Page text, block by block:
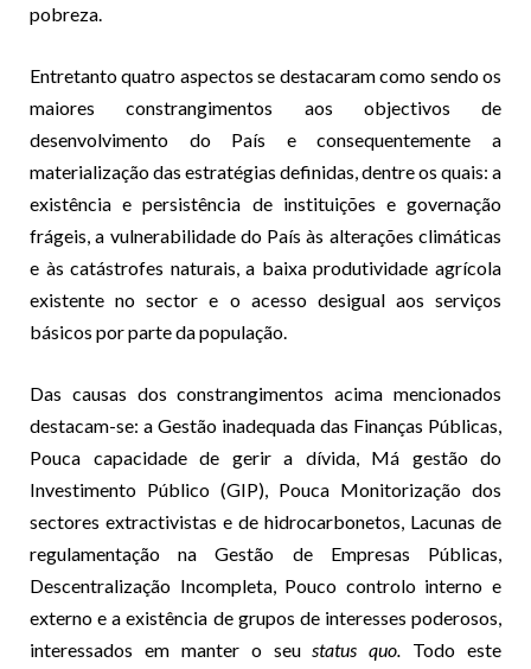
pobreza.
Entretanto quatro aspectos se destacaram como sendo os
maiores constrangimentos aos objectivos de
desenvolvimento do País e consequentemente a
materialização das estratégias definidas, dentre os quais: a
existência e persistência de instituições e governação
frágeis, a vulnerabilidade do País às alterações climáticas
e às catástrofes naturais, a baixa produtividade agrícola
existente no sector e o acesso desigual aos serviços
básicos por parte da população.
Das causas dos constrangimentos acima mencionados
destacam-se: a Gestão inadequada das Finanças Públicas,
Pouca capacidade de gerir a dívida, Má gestão do
Investimento Público (GIP), Pouca Monitorização dos
sectores extractivistas e de hidrocarbonetos, Lacunas de
regulamentação na Gestão de Empresas Públicas,
Descentralização Incompleta, Pouco controlo interno e
externo e a existência de grupos de interesses poderosos,
interessados em manter o seustatus quo. Todo este